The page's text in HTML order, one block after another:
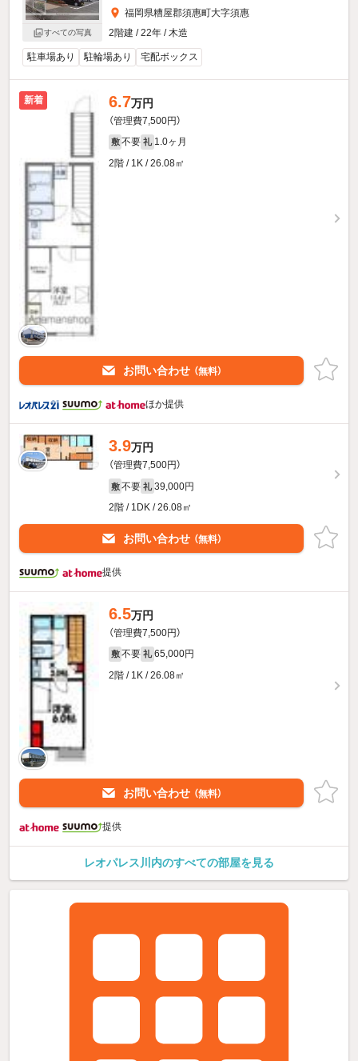
すべての写真
福岡県糟屋郡須惠町大字須惠
2階建 / 22年 / 木造
駐車場あり 駐輪場あり 宅配ボックス
新着 6.7万円
（管理費7,500円）
敷 不要 礼 1.0ヶ月
2階 / 1K / 26.08㎡
お問い合わせ （無料）
ほか提供
3.9万円
（管理費7,500円）
敷 不要 礼 39,000円
2階 / 1DK / 26.08㎡
お問い合わせ （無料）
提供
6.5万円
（管理費7,500円）
敷 不要 礼 65,000円
2階 / 1K / 26.08㎡
お問い合わせ （無料）
提供
レオパレス川内のすべての部屋を見る